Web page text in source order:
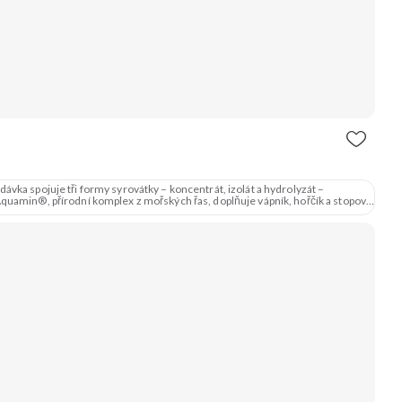
spojuje tři formy syrovátky – koncentrát, izolát a hydrolyzát –
přírodní komplex z mořských řas, doplňuje vápník, hořčík a stopové